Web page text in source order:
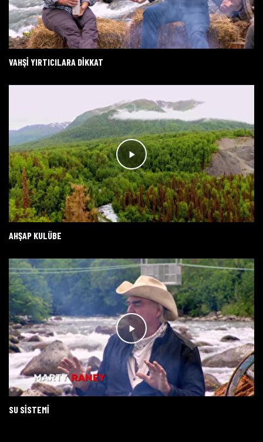
VAHŞI YIRTICILARA DIKKAT
AHŞAP KULÜBE
SU SISTEMI